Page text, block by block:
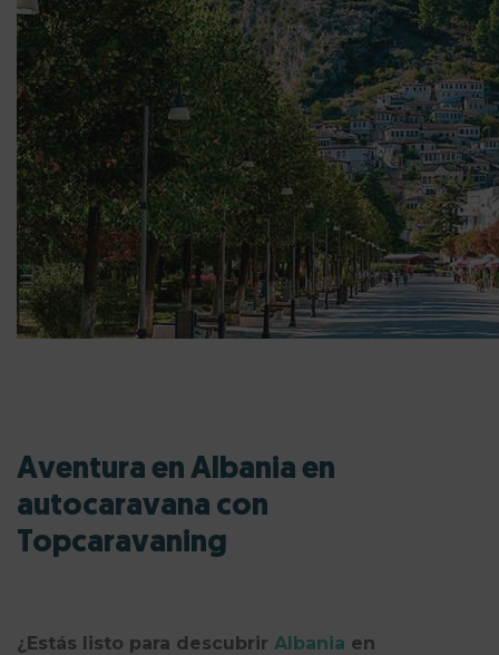
Aventura en Albania en
autocaravana con
Topcaravaning
¿Estás listo para descubrir Albania en